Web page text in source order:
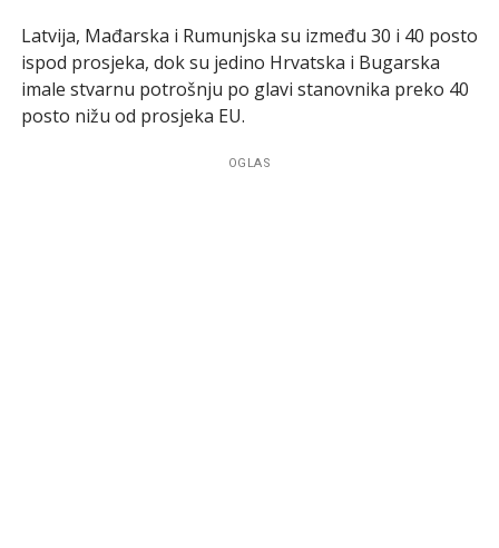
Latvija, Mađarska i Rumunjska su između 30 i 40 posto
ispod prosjeka, dok su jedino Hrvatska i Bugarska
imale stvarnu potrošnju po glavi stanovnika preko 40
posto nižu od prosjeka EU.
OGLAS